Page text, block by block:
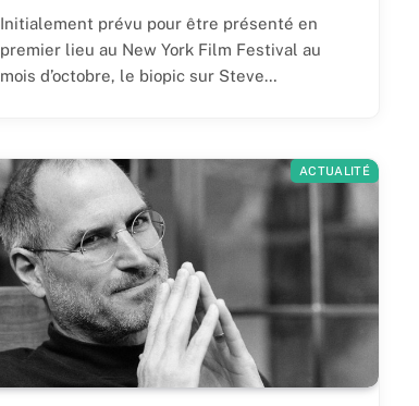
Initialement prévu pour être présenté en
premier lieu au New York Film Festival au
mois d’octobre, le biopic sur Steve…
ACTUALITÉ